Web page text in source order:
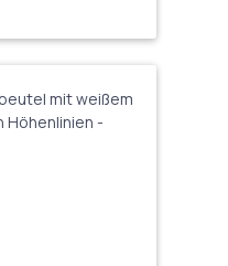
von 5 von 5 Sternen